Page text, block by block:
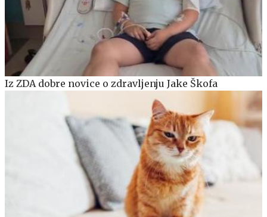
Iz ZDA dobre novice o zdravljenju Jake Škofa